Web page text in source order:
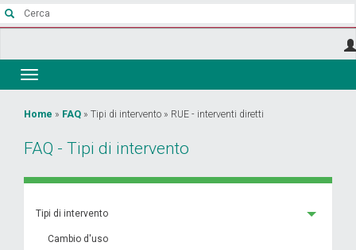
Salta
Toggle
navigation
Tu
sei
Home » FAQ » Tipi di intervento » RUE - interventi diretti
FAQ - Tipi di intervento
Tipi di intervento
Cambio d'uso